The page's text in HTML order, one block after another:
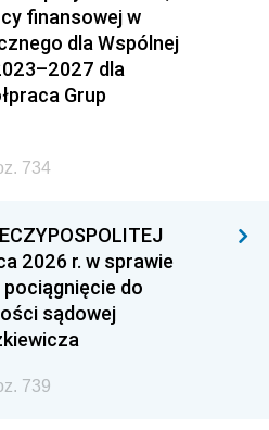
finansowej w
dla Wspólnej
dla
Grup
734
2026 r. w sprawie
do
sądowej
739